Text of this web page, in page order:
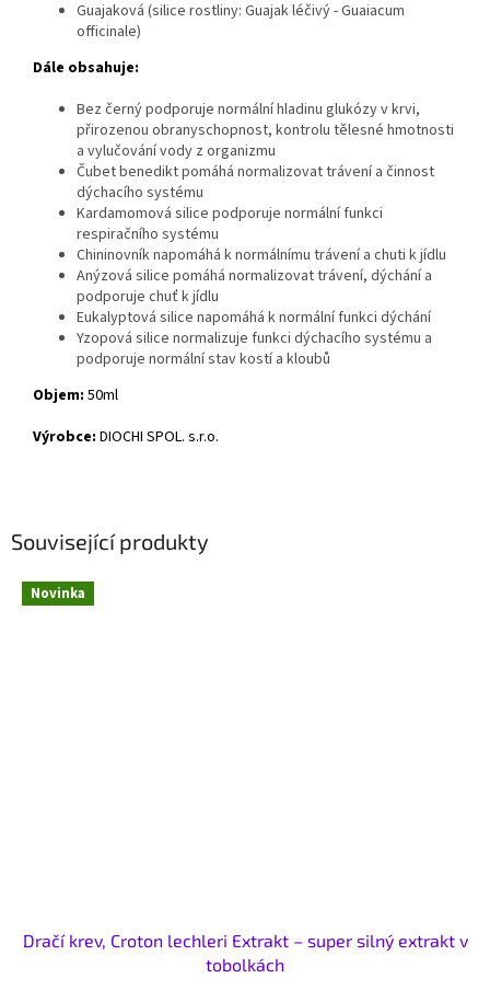
Související produkty
Novinka
Dračí krev, Croton lechleri Extrakt – super silný extrakt v
tobolkách
Guajaková (silice rostliny: Guajak léčivý - Guaiacum
officinale)
Dále obsahuje:
Bez černý podporuje normální hladinu glukózy v krvi,
přirozenou obranyschopnost, kontrolu tělesné hmotnosti
a vylučování vody z organizmu
Čubet benedikt pomáhá normalizovat trávení a činnost
dýchacího systému
Kardamomová silice podporuje normální funkci
respiračního systému
Chininovník napomáhá k normálnímu trávení a chuti k jídlu
Anýzová silice pomáhá normalizovat trávení, dýchání a
podporuje chuť k jídlu
Eukalyptová silice napomáhá k normální funkci dýchání
Yzopová silice normalizuje funkci dýchacího systému a
podporuje normální stav kostí a kloubů
Objem: 50ml
Výrobce: DIOCHI SPOL. s.r.o.